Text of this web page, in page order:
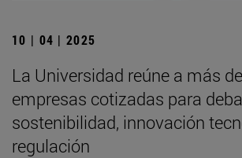
10 | 04 | 2025
La Universidad reúne a más
empresas cotizadas para
sostenibilidad, innovación
regulación